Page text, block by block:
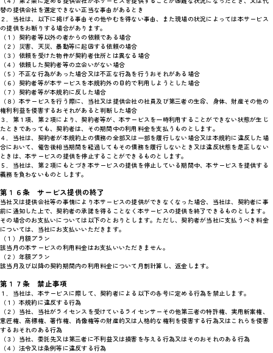
替の提供会社を選定できない正当な事由があるとき
２．当社は、以下に掲げる事由その他やむを得ない事由、また現場の状況によっては本サービス
の提供をお断りする場合があります。
（１）契約者等以外の者からの依頼である場合
（２）災害、天災、暴動等に起因する依頼の場合
（３）依頼を受けた物件が契約者住所とは異なる場合
（４）依頼した契約者等の立会いがない場合
（５）不正な行為があった場合又は不正な行為を行うおそれがある場合
（６）契約者等が本サービスを本規約外の目的で利用しようとした場合
（７）契約者等が本規約に反した場合
（８）本サービスを行う際に、当社又は提供会社の社員及び第三者の生命、身体、財産その他の
権利利益を侵害するおそれがあると判断した場合
３．第１項、第２項により、契約者等が、本サービスを一時利用することができない状態が生じ
たときであっても、契約者は、その期間中の利用料金を支払うものとします。
４．当社は、契約者が本規約上の債務の全部又は一部を履行しない場合又は本規約に違反した場
合において、催告後相当期間を経過してもその債務を履行しないとき又は違反状態を是正しない
ときは、本サービスの提供を停止することができるものとします。
５．当社は、第２項にもとづき本サービスの提供を停止している期間中、本サービスを提供する
義務を負わないものとします。
第１６条 サービス提供の終了
当社又は提供会社等の事情により本サービスの提供ができなくなった場合、当社は、契約者に事
前に通知した上で、契約者の承諾を得ることなく本サービスの提供を終了できるものとします。
その場合のお支払いについては以下のとおりとします。ただし、契約者が当社に支払うべき料金
については、当社にお支払いいただきます。
（１）月額プラン
該当月の本サービスの利用料金はお支払いいただきません。
（２）年額プラン
該当月及び以降の契約期間内の利用料金について月割計算し、返金します。
第１７条 禁止事項
１．当社は、本サービスに際して、契約者による以下の各号に定める行為を禁止します。
（１）本規約に違反する行為
（２）当社、当社がライセンスを受けているライセンサーその他第三者の特許権、実用新案権、
意匠権、商標権、著作権、肖像権等の財産的又は人格的な権利を侵害する行為又はこれらを侵害
するおそれのある行為
（３）当社、委託先又は第三者に不利益又は損害を与える行為又はそのおそれのある行為
（４）法令又は条例等に違反する行為